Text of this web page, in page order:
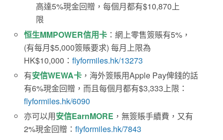
高達5%現金回贈，每個月都有$10,870上
限
恒生MMPOWER信用卡 ：網上零售簽賬有5%，
(有每月$5,000簽賬要求) 每月上限為
HK$10,000：flyformiles.hk/13273
有安信WEWA卡 ，海外簽賬用Apple Pay俾錢的話
有6%現金回贈，而且每個月都有$3,333上限：
flyformiles.hk/6090
亦可以用安信EarnMORE ，無簽賬手續費，又有
2%現金回贈：flyformiles.hk/7843